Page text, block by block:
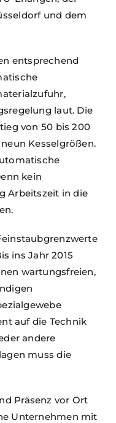
und dem
entsprechend
laut. Die
von 50 bis 200
Kesselgrößen.
kein
Arbeitszeit in die
ins Jahr 2015
wartungsfreien,
auf die Technik
andere
muss die
Präsenz vor Ort
Unternehmen mit